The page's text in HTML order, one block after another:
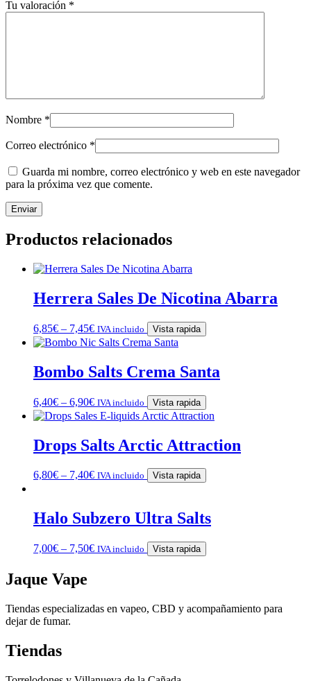
Tu valoración *
Nombre *
Correo electrónico *
Guarda mi nombre, correo electrónico y web en este navegador
para la próxima vez que comente.
Productos relacionados
Herrera Sales De Nicotina Abarra
6,85€ – 7,45€ IVA incluido Vista rapida
Bombo Salts Crema Santa
6,40€ – 6,90€ IVA incluido Vista rapida
Drops Salts Arctic Attraction
6,80€ – 7,40€ IVA incluido Vista rapida
Halo Subzero Ultra Salts
7,00€ – 7,50€ IVA incluido Vista rapida
Jaque Vape
Tiendas especializadas en vapeo, CBD y acompañamiento para
dejar de fumar.
Tiendas